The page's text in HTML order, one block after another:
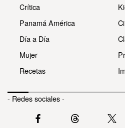
Crítica
Panamá América
Día a Día
Mujer
Recetas
- Redes sociales -